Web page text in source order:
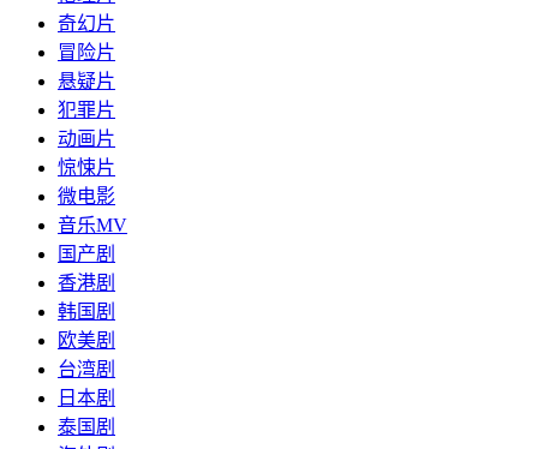
奇幻片
冒险片
悬疑片
犯罪片
动画片
惊悚片
微电影
音乐MV
国产剧
香港剧
韩国剧
欧美剧
台湾剧
日本剧
泰国剧